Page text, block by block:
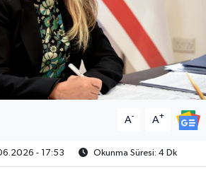
A- A+
- 17:53 Okunma Süresi: 4 Dk